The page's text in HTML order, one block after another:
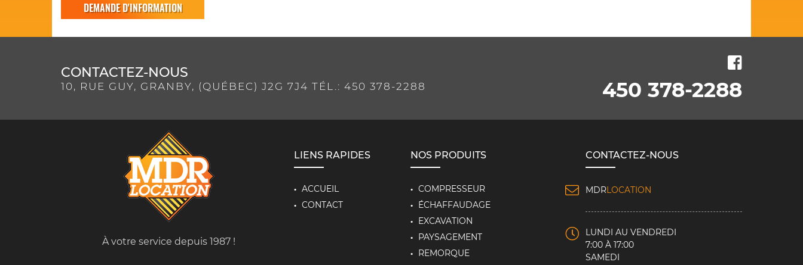
DEMANDE D'INFORMATION
CONTACTEZ-NOUS
10, RUE GUY, GRANBY, (QUÉBEC) J2G 7J4 TÉL.: 450 378-2288 450 378-2288
À votre service depuis 1987 !
LIENS RAPIDES
ACCUEIL
CONTACT
NOS PRODUITS
COMPRESSEUR
ÉCHAFFAUDAGE
EXCAVATION
PAYSAGEMENT
REMORQUE
CONTACTEZ-NOUS
MDRLOCATION
LUNDI AU VENDREDI
7:00 À 17:00
SAMEDI